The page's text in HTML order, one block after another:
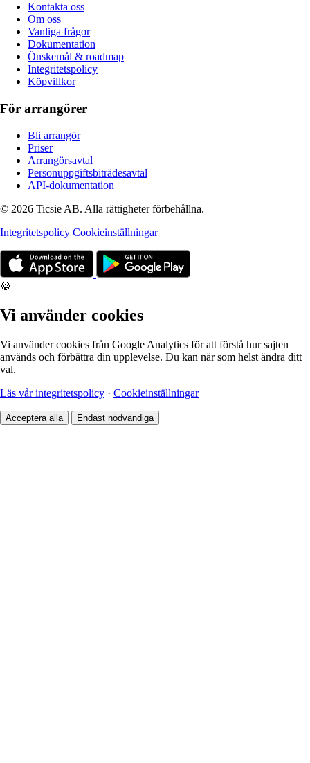
Kontakta oss
Om oss
Vanliga frågor
Dokumentation
Önskemål & roadmap
Integritetspolicy
Köpvillkor
För arrangörer
Bli arrangör
Priser
Arrangörsavtal
Personuppgiftsbiträdesavtal
API-dokumentation
© 2026 Ticsie AB. Alla rättigheter förbehållna.
Integritetspolicy Cookieinställningar
🍪
Vi använder cookies
Vi använder cookies från Google Analytics för att förstå hur sajten
används och förbättra din upplevelse. Du kan när som helst ändra ditt
val.
Läs vår integritetspolicy · Cookieinställningar
Acceptera alla Endast nödvändiga